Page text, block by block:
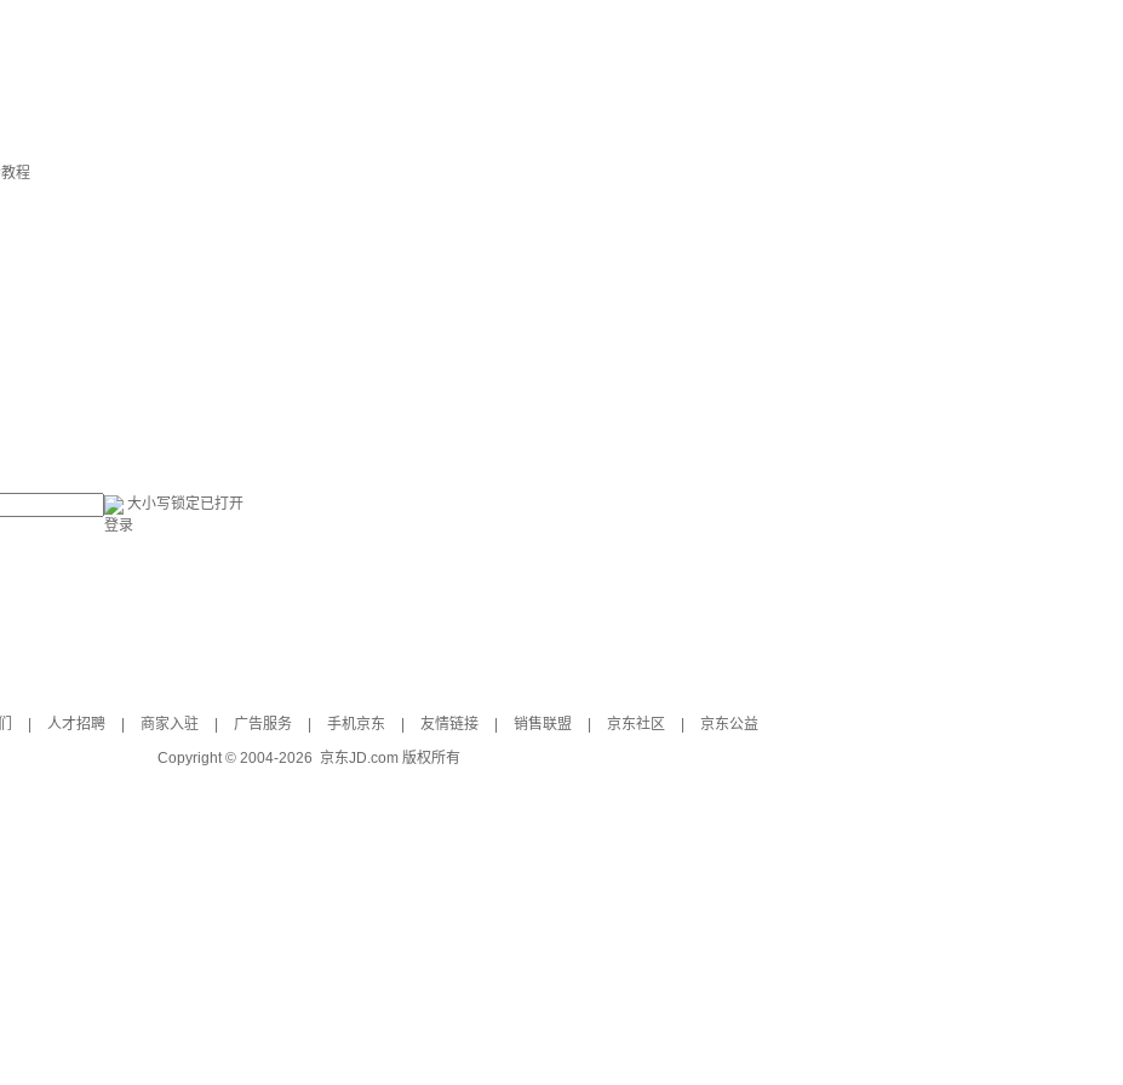
程
大小写锁定已打开
登录
人才招聘 商家入驻 广告服务 手机京东 友情链接 销售联盟 京东社区
京东公益
Copyright © 2004-2026 京东JD.com 版权所有